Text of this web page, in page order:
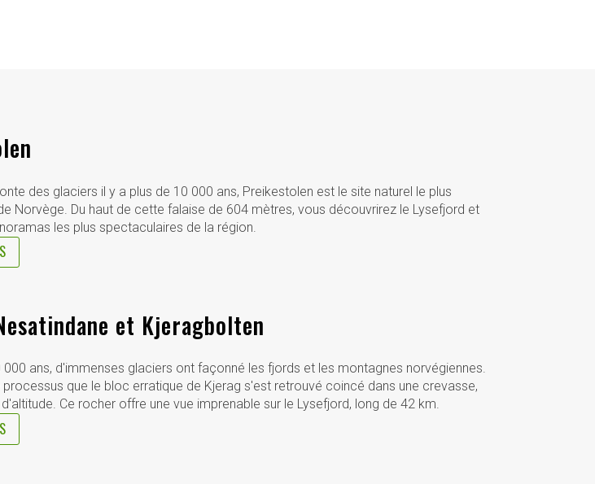
des glaciers il y a plus de 10 000 ans, Preikestolen est le site naturel le plus
Norvège. Du haut de cette falaise de 604 mètres, vous découvrirez le Lysefjord et
les plus spectaculaires de la région.
et Kjeragbolten
000 ans, d'immenses glaciers ont façonné les fjords et les montagnes norvégiennes.
que le bloc erratique de Kjerag s'est retrouvé coincé dans une crevasse,
Ce rocher offre une vue imprenable sur le Lysefjord, long de 42 km.